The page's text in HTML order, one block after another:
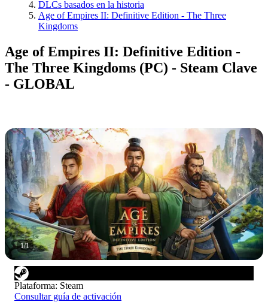
DLCs basados en la historia
Age of Empires II: Definitive Edition - The Three
Kingdoms
Age of Empires II: Definitive Edition -
The Three Kingdoms (PC) - Steam Clave
- GLOBAL
1/1
Plataforma: Steam
Consultar guía de activación